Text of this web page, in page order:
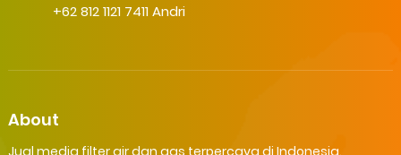
+62 812 1121 7411 Andri
About